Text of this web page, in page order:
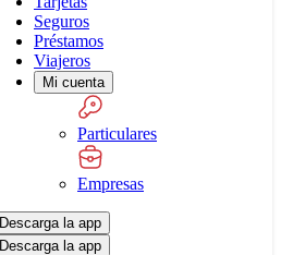
Seguros
Préstamos
Viajeros
Mi cuenta
Particulares
Empresas
Descarga la app
Descarga la app